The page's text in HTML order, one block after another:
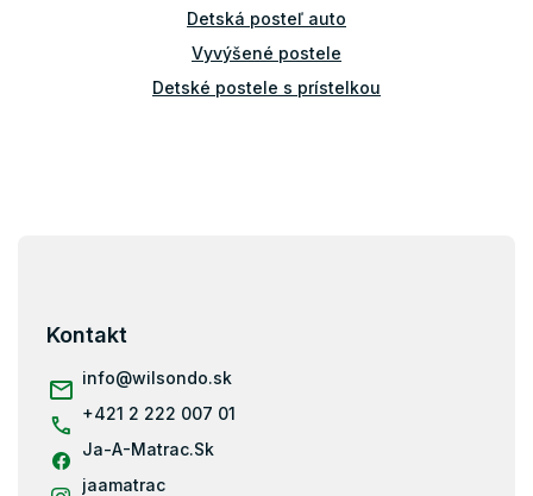
y
v
ý
p
Detská posteľ auto
Vyvýšené postele
Detské postele s prístelkou
Kontakt
info@wilsondo.sk
+421 2 222 007 01
Ja-A-Matrac.Sk
jaamatrac